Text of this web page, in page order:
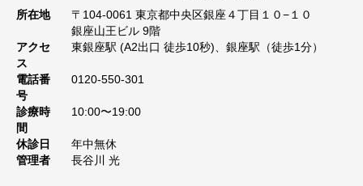
所在地
〒104-0061 東京都中央区銀座４丁目１０−１０
銀座山王ビル 9階
アクセ
ス
東銀座駅 (A2出口 徒歩10秒)、銀座駅（徒歩1分）
電話番
号
0120-550-301
診療時
間
10:00〜19:00
休診日
年中無休
管理者
長谷川 光